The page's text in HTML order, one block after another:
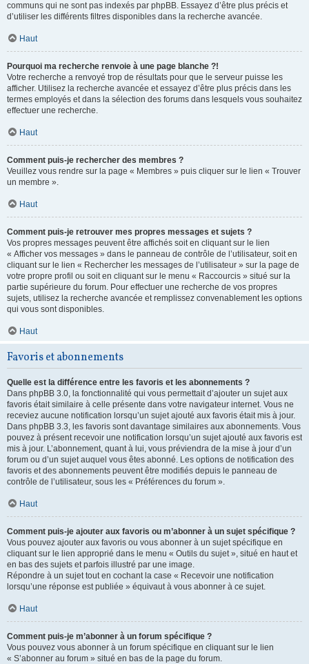
communs qui ne sont pas indexés par phpBB. Essayez d’être plus précis et
d’utiliser les différents filtres disponibles dans la recherche avancée.
Haut
Pourquoi ma recherche renvoie à une page blanche ?!
Votre recherche a renvoyé trop de résultats pour que le serveur puisse les
afficher. Utilisez la recherche avancée et essayez d’être plus précis dans les
termes employés et dans la sélection des forums dans lesquels vous souhaitez
effectuer une recherche.
Haut
Comment puis-je rechercher des membres ?
Veuillez vous rendre sur la page « Membres » puis cliquer sur le lien « Trouver
un membre ».
Haut
Comment puis-je retrouver mes propres messages et sujets ?
Vos propres messages peuvent être affichés soit en cliquant sur le lien
« Afficher vos messages » dans le panneau de contrôle de l’utilisateur, soit en
cliquant sur le lien « Rechercher les messages de l’utilisateur » sur la page de
votre propre profil ou soit en cliquant sur le menu « Raccourcis » situé sur la
partie supérieure du forum. Pour effectuer une recherche de vos propres
sujets, utilisez la recherche avancée et remplissez convenablement les options
qui vous sont disponibles.
Haut
Favoris et abonnements
Quelle est la différence entre les favoris et les abonnements ?
Dans phpBB 3.0, la fonctionnalité qui vous permettait d’ajouter un sujet aux
favoris était similaire à celle présente dans votre navigateur internet. Vous ne
receviez aucune notification lorsqu’un sujet ajouté aux favoris était mis à jour.
Dans phpBB 3.3, les favoris sont davantage similaires aux abonnements. Vous
pouvez à présent recevoir une notification lorsqu’un sujet ajouté aux favoris est
mis à jour. L’abonnement, quant à lui, vous préviendra de la mise à jour d’un
forum ou d’un sujet auquel vous êtes abonné. Les options de notification des
favoris et des abonnements peuvent être modifiés depuis le panneau de
contrôle de l’utilisateur, sous les « Préférences du forum ».
Haut
Comment puis-je ajouter aux favoris ou m’abonner à un sujet spécifique ?
Vous pouvez ajouter aux favoris ou vous abonner à un sujet spécifique en
cliquant sur le lien approprié dans le menu « Outils du sujet », situé en haut et
en bas des sujets et parfois illustré par une image.
Répondre à un sujet tout en cochant la case « Recevoir une notification
lorsqu’une réponse est publiée » équivaut à vous abonner à ce sujet.
Haut
Comment puis-je m’abonner à un forum spécifique ?
Vous pouvez vous abonner à un forum spécifique en cliquant sur le lien
« S’abonner au forum » situé en bas de la page du forum.